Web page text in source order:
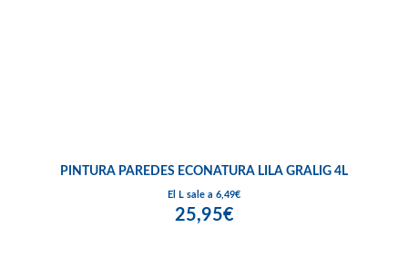
PINTURA PAREDES ECONATURA LILA GRALIG 4L
El L sale a 6,49€
25,95€